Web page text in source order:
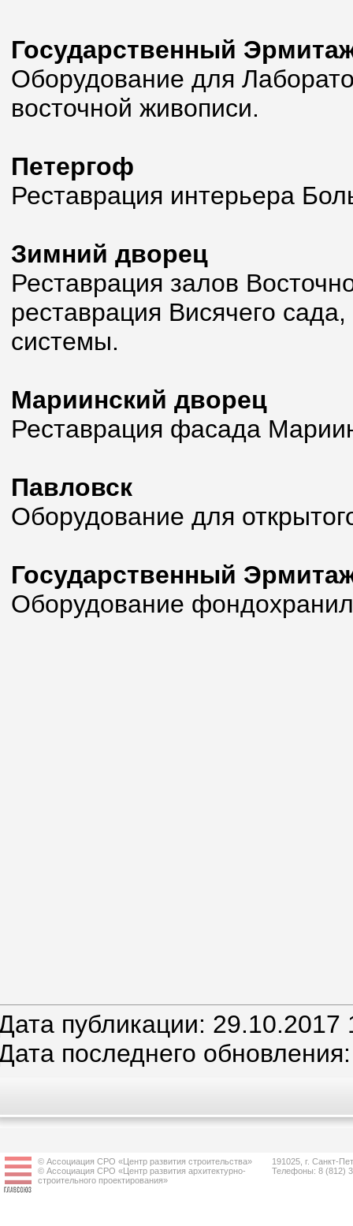
Государственный
Оборудование для
восточной живописи.
Петергоф
Реставрация интерьера
Зимний дворец
Реставрация залов
реставрация Висячего
системы.
Мариинский дворец
Реставрация фасада
Павловск
Оборудование для
Государственный
Оборудование
публикации: 29.10.2017
последнего
© Ассоциация СРО «Центр развития строительства»
© Ассоциация СРО «Центр развития архитектурно-
строительного проектирования»
191025, г. Санкт-
Телефоны: 8 (812)